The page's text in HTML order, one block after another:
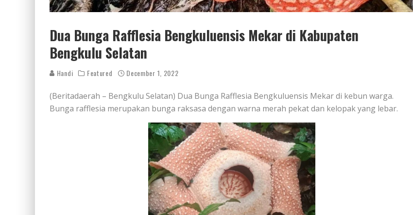
Dua Bunga Rafflesia Bengkuluensis Mekar di Kabupaten
Bengkulu Selatan
Handi Featured December 1, 2022
(Beritadaerah – Bengkulu Selatan) Dua Bunga Rafflesia Bengkuluensis Mekar di kebun warga.
Bunga rafflesia merupakan bunga raksasa dengan warna merah pekat dan kelopak yang lebar.